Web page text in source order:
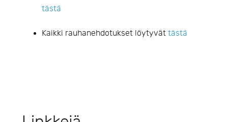
tästä
Kaikki rauhanehdotukset löytyvät tästä